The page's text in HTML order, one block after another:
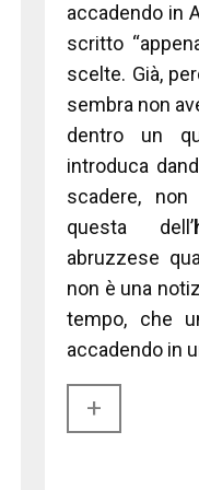
accadendo in
scritto
scelte. Già,
sembra non
dentro un
introduca
scadere,
questa dell’
abruzzese
non è una
tempo, che
accadendo in
+​